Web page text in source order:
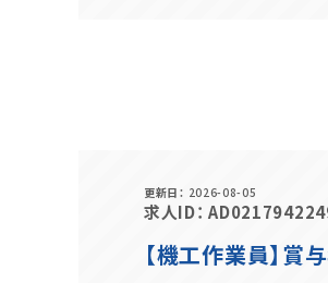
更新日 2026-08-05
求人ID
【機工作業員】